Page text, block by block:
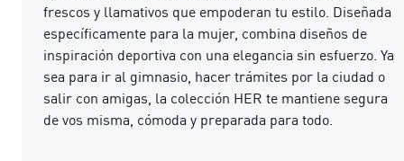
frescos y llamativos que empoderan tu estilo. Diseñada
específicamente para la mujer, combina diseños de
inspiración deportiva con una elegancia sin esfuerzo. Ya
sea para ir al gimnasio, hacer trámites por la ciudad o
salir con amigas, la colección HER te mantiene segura
de vos misma, cómoda y preparada para todo.